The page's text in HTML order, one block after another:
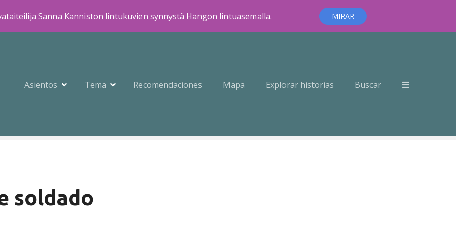
Sanna Kanniston lintukuvien synnystä Hangon lintuasemalla. MIRAR
Asientos Tema Recomendaciones Mapa Explorar historias Buscar
soldado